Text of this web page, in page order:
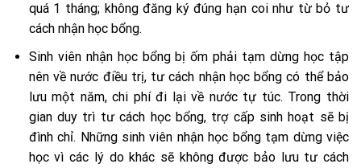
quá 1 tháng; không đăng ký đúng hạn coi như từ bỏ tư
cách nhận học bổng.
Sinh viên nhận học bổng bị ốm phải tạm dừng học tập
nên về nước điều trị, tư cách nhận học bổng có thể bảo
lưu một năm, chi phí đi lại về nước tự túc. Trong thời
gian duy trì tư cách học bổng, trợ cấp sinh hoạt sẽ bị
đình chỉ. Những sinh viên nhận học bổng tạm dừng việc
học vì các lý do khác sẽ không được bảo lưu tư cách